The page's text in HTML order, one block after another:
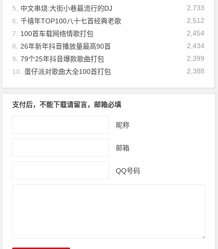
2,733
5. 中文串烧:大街小巷最流行的DJ
2,512
6. 千禧年TOP100八十七首经典老歌
2,454
7. 100首车载网络情歌打包
2,434
8. 26年新年抖音播放量最高90首
2,399
9. 79个25年抖音爆款歌曲打包
2,388
10. 蛋仔派对歌曲大全100首打包
支付后，不能下载请留言，邮箱必填
昵称
邮箱
QQ号码